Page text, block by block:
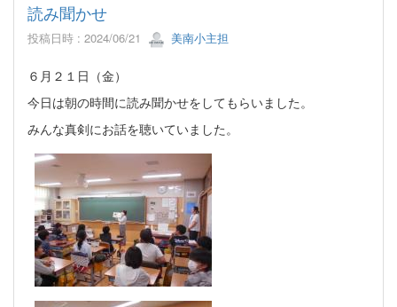
読み聞かせ
投稿日時 : 2024/06/21 美南小主担
６月２１日（金）
今日は朝の時間に読み聞かせをしてもらいました。
みんな真剣にお話を聴いていました。